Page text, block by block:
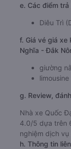
e. Các điểm
Diêu Trì
f. Giá vé giá xe
Nghĩa - Đắk
giường
g. Review,
Nhà xe Quốc
4.0/5 dựa trên
nghiệm dịch vụ
h. Thông tin